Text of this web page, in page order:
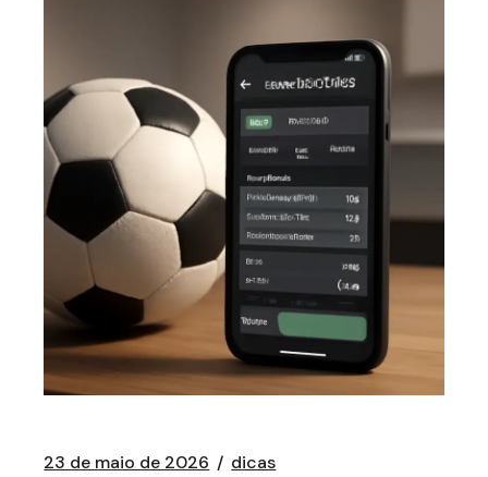
23 de maio de 2026 dicas